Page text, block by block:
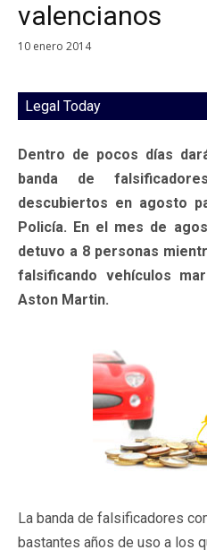
valencianos
10 enero 2014
Legal Today
Dentro de pocos días
banda de
descubiertos en agosto
Policía. En el mes de
detuvo a 8 personas
falsificando vehículos
Aston Martin.
La banda de falsificadores
bastantes años de uso a los